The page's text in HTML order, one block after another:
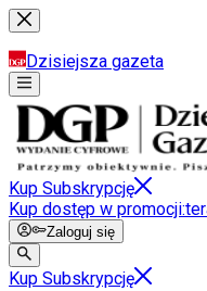
Dzisiejsza gazeta
Kup Subskrypcję
Kup dostęp w promocji:
Zaloguj się
Kup Subskrypcję